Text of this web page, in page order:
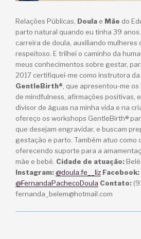
Relações Públicas, Doula e Mãe do
parto natural quando eu tinha 39
carreira de doula, auxiliando mulheres
respeitoso. E trilhei o caminho da
meus conhecimentos sobre gestar,
2017 certifiquei-me como instrutora
GentleBirth® , que apresentou-me
de mindfulness, afirmações positivas,
divisor de águas na minha vida e na
ofereço os workshops GentleBirth®
que desejam engravidar, e buscam
gestação e parto. Também atuo como
oferecendo suporte para a
mãe e bebê. Cidade de atuação:
Instagram:@doula.fe__liz Facebook:
@FernandaPachecoDoula Contato:
fernanda_belem@hotmail.com